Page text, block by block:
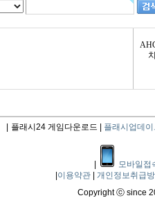
플래시24 게임다운로드 | 플래시업데이
모바일접
이용약관
개인정보취급
Copyright ⓒ since